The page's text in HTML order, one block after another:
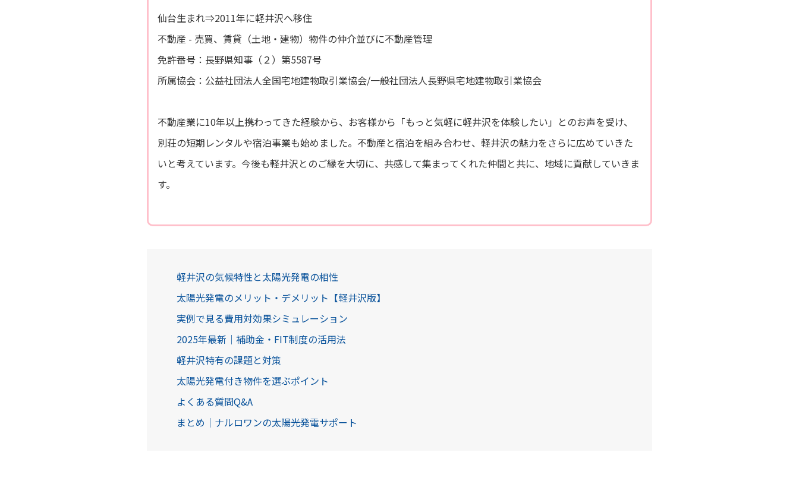
仙台生まれ⇒2011年に軽井沢へ移住
不動産 - 売買、賃貸（土地・建物）物件の仲介並びに不動産管理
免許番号：長野県知事（２）第5587号
所属協会：公益社団法人全国宅地建物取引業協会/一般社団法人長野県宅地建物取引業協会
不動産業に10年以上携わってきた経験から、お客様から「もっと気軽に軽井沢を体験したい」とのお声を受け、
別荘の短期レンタルや宿泊事業も始めました。不動産と宿泊を組み合わせ、軽井沢の魅力をさらに広めていきた
いと考えています。今後も軽井沢とのご縁を大切に、共感して集まってくれた仲間と共に、地域に貢献していきま
す。
軽井沢の気候特性と太陽光発電の相性
太陽光発電のメリット・デメリット【軽井沢版】
実例で見る費用対効果シミュレーション
2025年最新｜補助金・FIT制度の活用法
軽井沢特有の課題と対策
太陽光発電付き物件を選ぶポイント
よくある質問Q&A
まとめ｜ナルロワンの太陽光発電サポート